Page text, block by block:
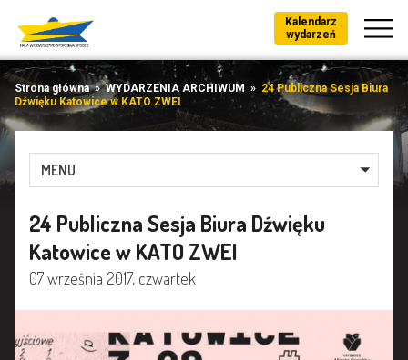
Kalendarz
wydarzeń
Strona główna»WYDARZENIA ARCHIWUM » 24 Publiczna Sesja Biura
Dźwięku Katowice w KATO ZWEI
MENU
24 Publiczna Sesja Biura Dźwięku
Katowice w KATO ZWEI
07 września 2017, czwartek